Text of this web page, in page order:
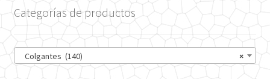
la
página
producto
Categorías de productos
×
Colgantes (140)